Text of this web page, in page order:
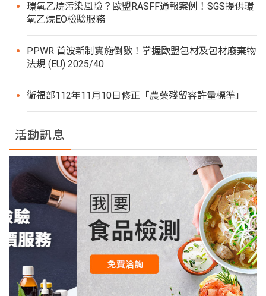
環氧乙烷污染風險？歐盟RASFF通報案例！SGS提供環
氧乙烷EO檢驗服務
PPWR 首波新制實施倒數！掌握歐盟包材及包材廢棄物
法規 (EU) 2025/40
衛福部112年11月10日修正「農藥殘留容許量標準」
活動訊息